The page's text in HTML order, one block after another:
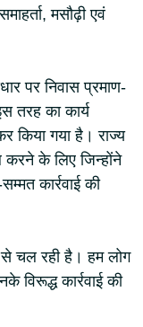
मसौढ़ी एवं
पर निवास प्रमाण-
तरह का कार्य
किया गया है। राज्य
करने के लिए जिन्होंने
कार्रवाई की
से चल रही है। हम लोग
विरूद्ध कार्रवाई की